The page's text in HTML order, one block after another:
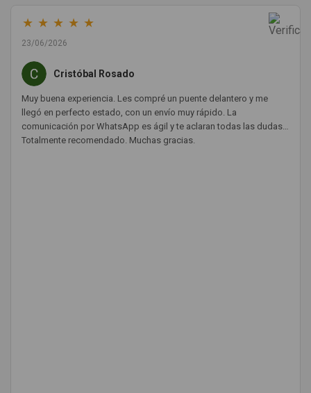
★ ★ ★ ★ ★
23/06/2026
Cristóbal Rosado
Muy buena experiencia. Les compré un puente delantero y me
llegó en perfecto estado, con un envío muy rápido. La
comunicación por WhatsApp es ágil y te aclaran todas las dudas.
Totalmente recomendado. Muchas gracias.